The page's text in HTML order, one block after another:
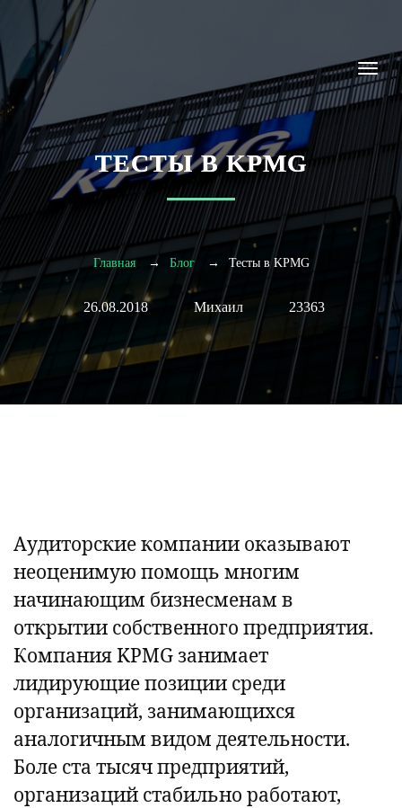
ТЕСТЫ В KPMG
Главная Блог Тесты в KPMG
26.08.2018 Михаил 23363
Аудиторские компании оказывают
неоценимую помощь многим
начинающим бизнесменам в
открытии собственного предприятия.
Компания KPMG занимает
лидирующие позиции среди
организаций, занимающихся
аналогичным видом деятельности.
Боле ста тысяч предприятий,
организаций стабильно работают,